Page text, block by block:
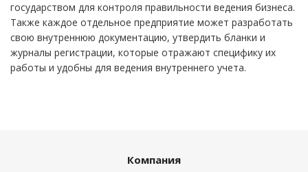
государством для контроля правильности ведения бизнеса.
Также каждое отдельное предприятие может разработать
свою внутреннюю документацию, утвердить бланки и
журналы регистрации, которые отражают специфику их
работы и удобны для ведения внутреннего учета.
Компания